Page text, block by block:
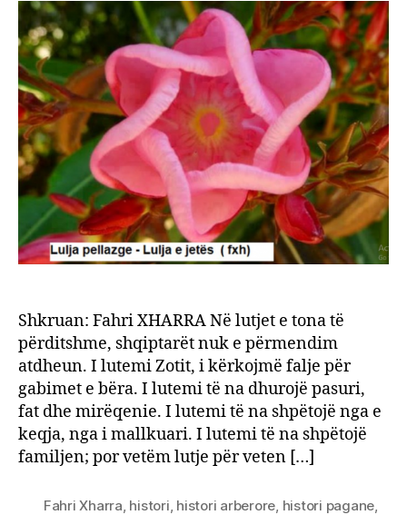
të
ne
Shkruan: Fahri XHARRA Në lutjet e tona të
përditshme, shqiptarët nuk e përmendim
atdheun. I lutemi Zotit, i kërkojmë falje për
gabimet e bëra. I lutemi të na dhurojë pasuri,
fat dhe mirëqenie. I lutemi të na shpëtojë nga e
keqja, nga i mallkuari. I lutemi të na shpëtojë
familjen; por vetëm lutje për veten […]
Fahri Xharra, histori, histori arberore, histori pagane,